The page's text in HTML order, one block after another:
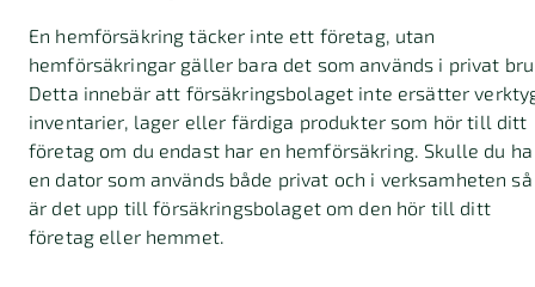
En hemförsäkring täcker inte ett företag, utan
hemförsäkringar gäller bara det som används i privat
Detta innebär att försäkringsbolaget inte ersätter
inventarier, lager eller färdiga produkter som hör till ditt
företag om du endast har en hemförsäkring. Skulle du ha
en dator som används både privat och i verksamheten så
är det upp till försäkringsbolaget om den hör till ditt
företag eller hemmet.